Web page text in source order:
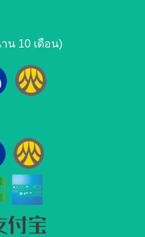
น 10 เดือน)